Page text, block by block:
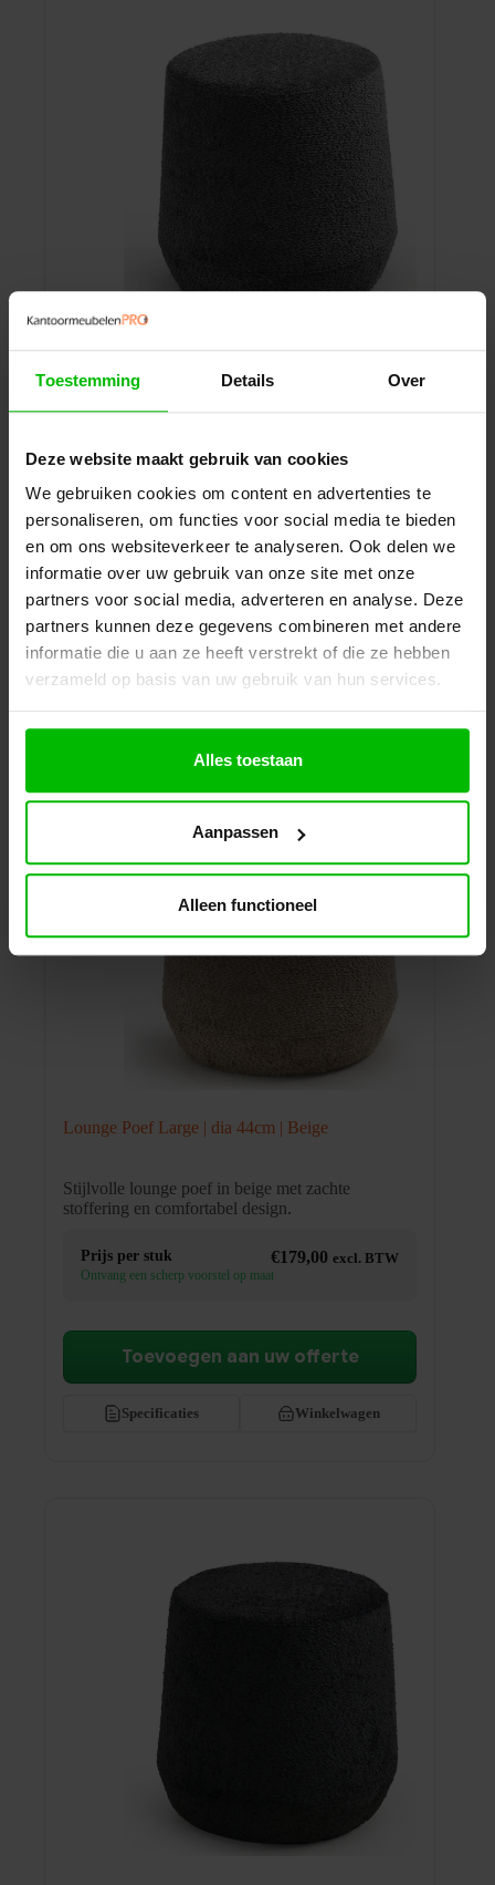
Toestemming Details Over
Deze website maakt gebruik van cookies
We gebruiken cookies om content en advertenties te
personaliseren, om functies voor social media te bieden
en om ons websiteverkeer te analyseren. Ook delen we
informatie over uw gebruik van onze site met onze
partners voor social media, adverteren en analyse. Deze
partners kunnen deze gegevens combineren met andere
informatie die u aan ze heeft verstrekt of die ze hebben
verzameld op basis van uw gebruik van hun services.
Alles toestaan
Aanpassen
Alleen functioneel
Prijs per stuk €179,00 excl. BTW
Specificaties Winkelwagen
Toevoegen aan uw offerte
Lounge Poef Large | dia 44cm | Beige
Stijlvolle lounge poef in beige met zachte
stoffering en comfortabel design.
Prijs per stuk €179,00 excl. BTW
Ontvang een scherp voorstel op maat
Specificaties Winkelwagen
Toevoegen aan uw offerte